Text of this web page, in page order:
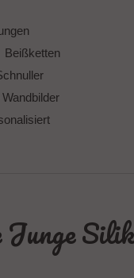
Beißketten